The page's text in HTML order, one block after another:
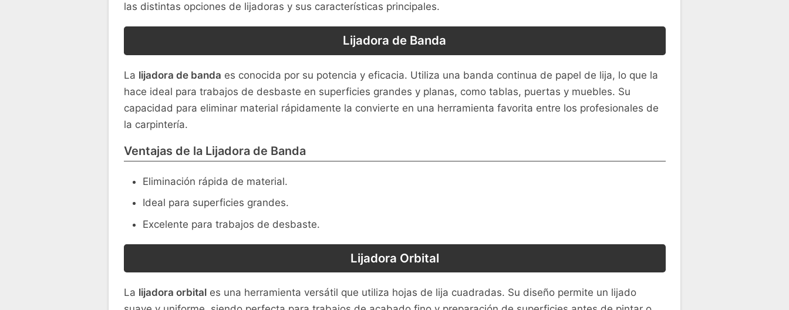
las distintas opciones de lijadoras y sus características principales.
Lijadora de Banda
La lijadora de banda es conocida por su potencia y eficacia. Utiliza una banda continua de papel de lija, lo que la
hace ideal para trabajos de desbaste en superficies grandes y planas, como tablas, puertas y muebles. Su
capacidad para eliminar material rápidamente la convierte en una herramienta favorita entre los profesionales de
la carpintería.
Ventajas de la Lijadora de Banda
Eliminación rápida de material.
Ideal para superficies grandes.
Excelente para trabajos de desbaste.
Lijadora Orbital
La lijadora orbitales una herramienta versátil que utiliza hojas de lija cuadradas. Su diseño permite un lijado